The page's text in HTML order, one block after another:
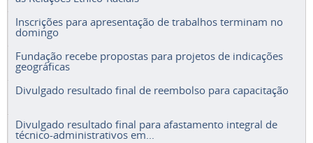
Inscrições para apresentação de trabalhos terminam no
domingo
Fundação recebe propostas para projetos de indicações
geográficas
Divulgado resultado final de reembolso para capacitação
Divulgado resultado final para afastamento integral de
técnico-administrativos em...